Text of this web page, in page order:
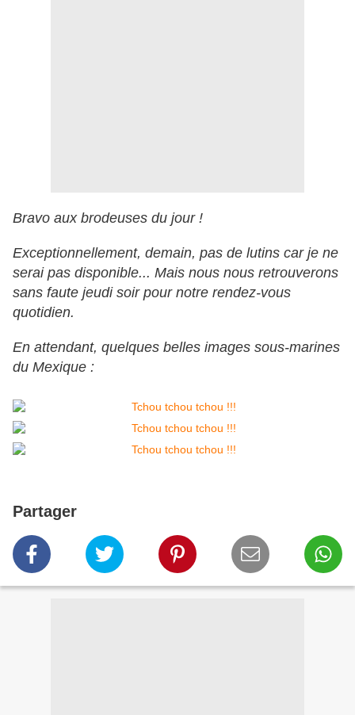
Bravo aux brodeuses du jour !
Exceptionnellement, demain, pas de lutins car je ne
serai pas disponible... Mais nous nous retrouverons
sans faute jeudi soir pour notre rendez-vous
quotidien.
En attendant, quelques belles images sous-marines
du Mexique :
Partager